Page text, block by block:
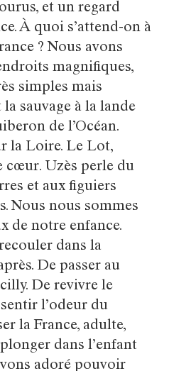
et un regard
À quoi s’attend-on à
? Nous avons
magnifiques,
simples mais
sauvage à la lande
de l’Océan.
la Loire. Le Lot,
cœur. Uzès perle du
et aux figuiers
Nous nous sommes
de notre enfance.
dans la
De passer au
De revivre le
l’odeur du
la France, adulte,
dans l’enfant
adoré pouvoir